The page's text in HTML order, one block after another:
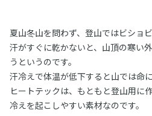
夏山冬山を問わず、登山ではビショ
汗がすぐに乾かないと、山頂の寒い
うというのです。
汗冷えで体温が低下すると山では命に
ヒートテックは、もともと登山用に
冷えを起こしやすい素材なのです。